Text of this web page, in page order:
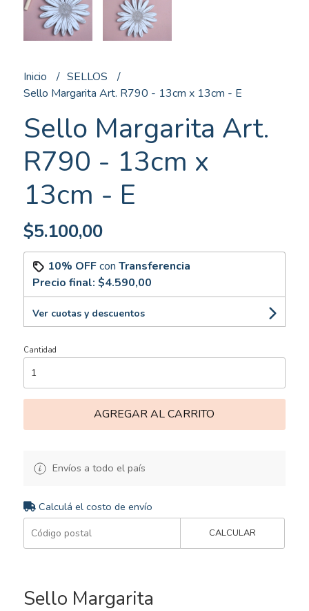
Inicio
SELLOS
Sello Margarita Art. R790 - 13cm x 13cm - E
Sello Margarita Art.
R790 - 13cm x
13cm - E
$5.100,00
10% OFFcon Transferencia
Precio final: $4.590,00
Ver cuotas y descuentos
Cantidad
AGREGAR AL CARRITO
Envíos a todo el país
Calculá el costo de envío
CALCULAR
Sello Margarita